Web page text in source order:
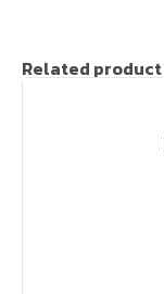
Related product